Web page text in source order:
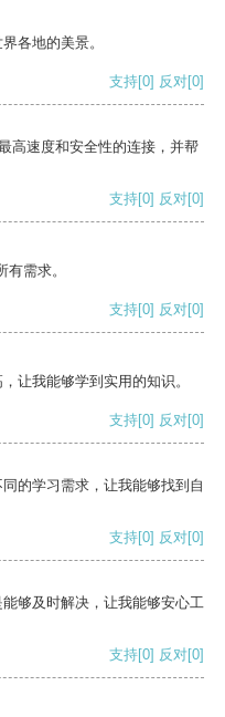
各地的美景。
支持[0] 反对[0]
高速度和安全性的连接，并帮
支持[0] 反对[0]
需求。
支持[0] 反对[0]
让我能够学到实用的知识。
支持[0] 反对[0]
的学习需求，让我能够找到自
支持[0] 反对[0]
够及时解决，让我能够安心工
支持[0] 反对[0]